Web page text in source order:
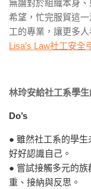
無論對於組織本身
希望，忙完服貿這
工的專業，讓更多
Lisa’s Law社工安
林玲安給社工系學生
Do’s
● 雖然社工系的學
好好認識自己。
● 嘗試接觸多元的
重、接納與反思。